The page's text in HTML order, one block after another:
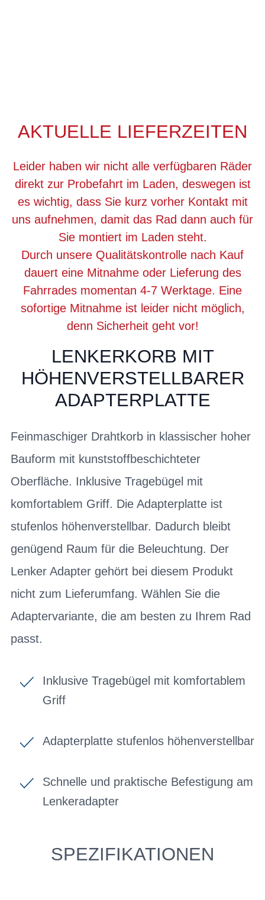
AKTUELLE LIEFERZEITEN
Leider haben wir nicht alle verfügbaren Räder
direkt zur Probefahrt im Laden, deswegen ist
es wichtig, dass Sie kurz vorher Kontakt mit
uns aufnehmen, damit das Rad dann auch für
Sie montiert im Laden steht.
Durch unsere Qualitätskontrolle nach Kauf
dauert eine Mitnahme oder Lieferung des
Fahrrades momentan 4-7 Werktage. Eine
sofortige Mitnahme ist leider nicht möglich,
denn Sicherheit geht vor!
LENKERKORB MIT
HÖHENVERSTELLBARER
ADAPTERPLATTE
Feinmaschiger Drahtkorb in klassischer hoher
Bauform mit kunststoffbeschichteter
Oberfläche. Inklusive Tragebügel mit
komfortablem Griff. Die Adapterplatte ist
stufenlos höhenverstellbar. Dadurch bleibt
genügend Raum für die Beleuchtung. Der
Lenker Adapter gehört bei diesem Produkt
nicht zum Lieferumfang. Wählen Sie die
Adaptervariante, die am besten zu Ihrem Rad
passt.
Inklusive Tragebügel mit komfortablem
Griff
Adapterplatte stufenlos höhenverstellbar
Schnelle und praktische Befestigung am
Lenkeradapter
SPEZIFIKATIONEN